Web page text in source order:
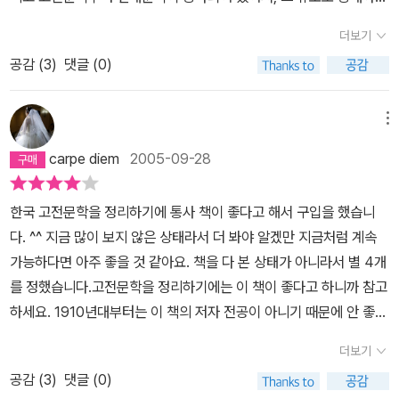
점이 나와 있습니다.워낙학계에 영향력이강한 분이신지라 이 분의 이
론을 믿고 신뢰하여도 될 듯 합니다. 특히 문학 갈래의 구분 같은 경
우, 자아와 세계의 관계에 따른 구분은 너무나 유명하지요.문학사를
루어지지 않은 장르의 작품들도 폭넓게 다루고 있다. 또한 대표적인
작품은 이야기 식으로 줄거리나 평가가 되어 있어서 나름의 읽는 재
미도 느낄 수 있다. 그러나 작가인 조동일 님이 고전문학을 전공하신
지라 고전문학 부분에 대해서는 어느 누구보다 해박한 지식을 지니
고, 기술의 기준에 따라 체계적으로 내용이 정리되어 있는 반면, 현대
문학 부분은 조금 산만한 느낌을 지울 수 없었다. 그리고 책을 읽으면
알겠지만, 조동일 님이 좋아하고 그 평가를 높이 하는 사람, 작품과 그
렇지 않은 사람, 작품은 그것을 다루는 말투가 극히 상이하다는 것이
다. 심하게 말하면 거친 말투가 눈에 띈다는 것이다. 그러나 그런 점도
이 책을 읽으면서 느꼈던 재미라고 할 수 있다.
더보기
공감 (3) 댓글 (0)
carpe diem 2005-09-28
한국 고전문학을 정리하기에 통사 책이 좋다고 해서 구입을 했습니
다. ^^ 지금 많이 보지 않은 상태라서 더 봐야 알겠만 지금처럼 계속
가능하다면 아주 좋을 것 같아요. 책을 다 본 상태가 아니라서 별 4개
를 정했습니다.고전문학을 정리하기에는 이 책이 좋다고 하니까 참고
하세요. 1910년대부터는 이 책의 저자 전공이 아니기 때문에 안 좋다
더보기
공감 (3) 댓글 (0)